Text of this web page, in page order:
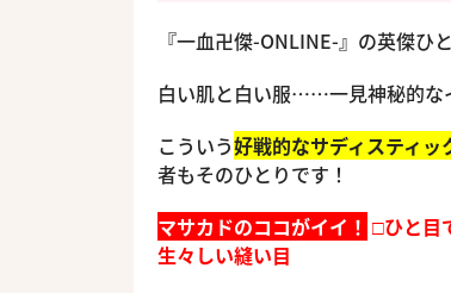
『一血卍傑-ONLINE-』の英傑ひ
白い肌と白い服……一見神秘的な
こういう好戦的なサディスティッ
者もそのひとりです！
マサカドのココがイイ！ □ひと目
生々しい縫い目